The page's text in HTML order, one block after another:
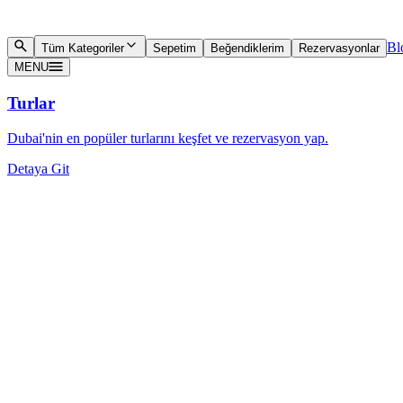
Tüm Kategoriler Sepetim Beğendiklerim Rezervasyonlar
MENU
Turlar
Dubai'nin en popüler turlarını keşfet ve rezervasyon yap.
Detaya Git